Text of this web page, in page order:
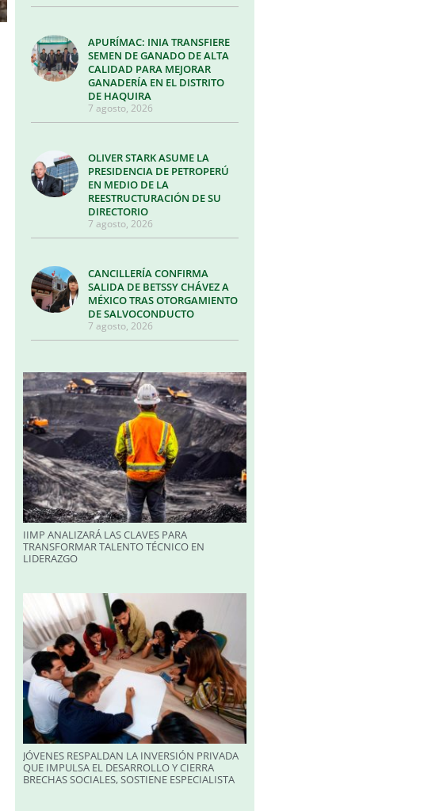
APURÍMAC: INIA TRANSFIERE
SEMEN DE GANADO DE ALTA
CALIDAD PARA MEJORAR
GANADERÍA EN EL DISTRITO
DE HAQUIRA
7 agosto, 2026
OLIVER STARK ASUME LA
PRESIDENCIA DE PETROPERÚ
EN MEDIO DE LA
REESTRUCTURACIÓN DE SU
DIRECTORIO
7 agosto, 2026
CANCILLERÍA CONFIRMA
SALIDA DE BETSSY CHÁVEZ A
MÉXICO TRAS OTORGAMIENTO
DE SALVOCONDUCTO
7 agosto, 2026
IIMP ANALIZARÁ LAS CLAVES PARA
TRANSFORMAR TALENTO TÉCNICO EN
LIDERAZGO
JÓVENES RESPALDAN LA INVERSIÓN PRIVADA
QUE IMPULSA EL DESARROLLO Y CIERRA
BRECHAS SOCIALES, SOSTIENE ESPECIALISTA